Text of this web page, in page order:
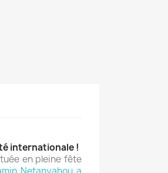
internationale !
en pleine fête